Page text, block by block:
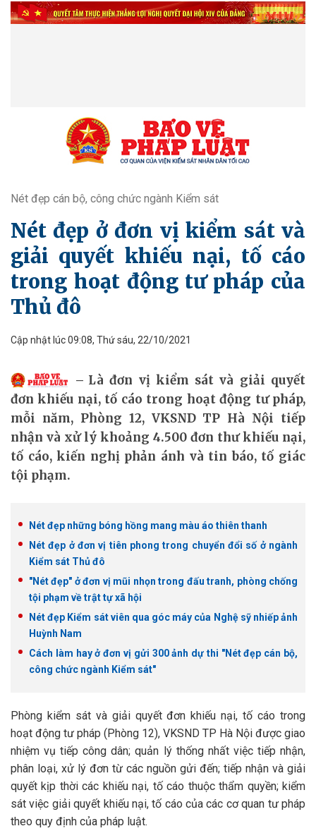
Nét đẹp cán bộ, công chức ngành Kiểm sát
Nét đẹp ở đơn vị kiểm sát và
giải quyết khiếu nại, tố cáo
trong hoạt động tư pháp của
Thủ đô
Cập nhật lúc 09:08, Thứ sáu, 22/10/2021
Là đơn vị kiểm sát và giải quyết
đơn khiếu nại, tố cáo trong hoạt động tư pháp,
mỗi năm, Phòng 12, VKSND TP Hà Nội tiếp
nhận và xử lý khoảng 4.500 đơn thư khiếu nại,
tố cáo, kiến nghị phản ánh và tin báo, tố giác
tội phạm.
Nét đẹp những bóng hồng mang màu áo thiên thanh
Nét đẹp ở đơn vị tiên phong trong chuyển đổi số ở ngành
Kiểm sát Thủ đô
"Nét đẹp" ở đơn vị mũi nhọn trong đấu tranh, phòng chống
tội phạm về trật tự xã hội
Nét đẹp Kiểm sát viên qua góc máy của Nghệ sỹ nhiếp ảnh
Huỳnh Nam
Cách làm hay ở đơn vị gửi 300 ảnh dự thi "Nét đẹp cán bộ,
công chức ngành Kiểm sát"
Phòng kiểm sát và giải quyết đơn khiếu nại, tố cáo trong
hoạt động tư pháp (Phòng 12), VKSND TP Hà Nội được giao
nhiệm vụ tiếp công dân; quản lý thống nhất việc tiếp nhận,
phân loại, xử lý đơn từ các nguồn gửi đến; tiếp nhận và giải
quyết kịp thời các khiếu nại, tố cáo thuộc thẩm quyền; kiểm
sát việc giải quyết khiếu nại, tố cáo của các cơ quan tư pháp
theo quy định của pháp luật.